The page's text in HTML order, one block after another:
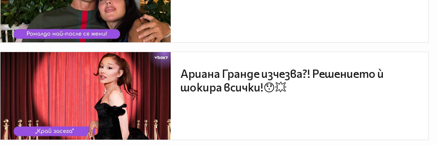
Ариана Гранде изчезва?! Решението ѝ
шокира всички!😯💥